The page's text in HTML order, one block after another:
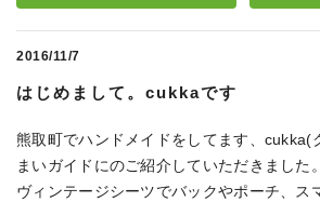
2016/11/7
はじめまして。cukkaです
熊取町でハンドメイドをしてます、cukka(
まいガイドにのご紹介していただきました。
ヴィンテージシーツでバックやポーチ、ス